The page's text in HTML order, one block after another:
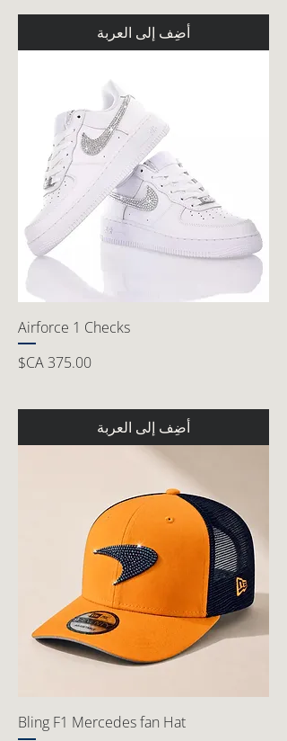
أضِف إلى العربة
Airforce 1 Checks
السعر
أضِف إلى العربة
Bling F1 Mercedes fan Hat